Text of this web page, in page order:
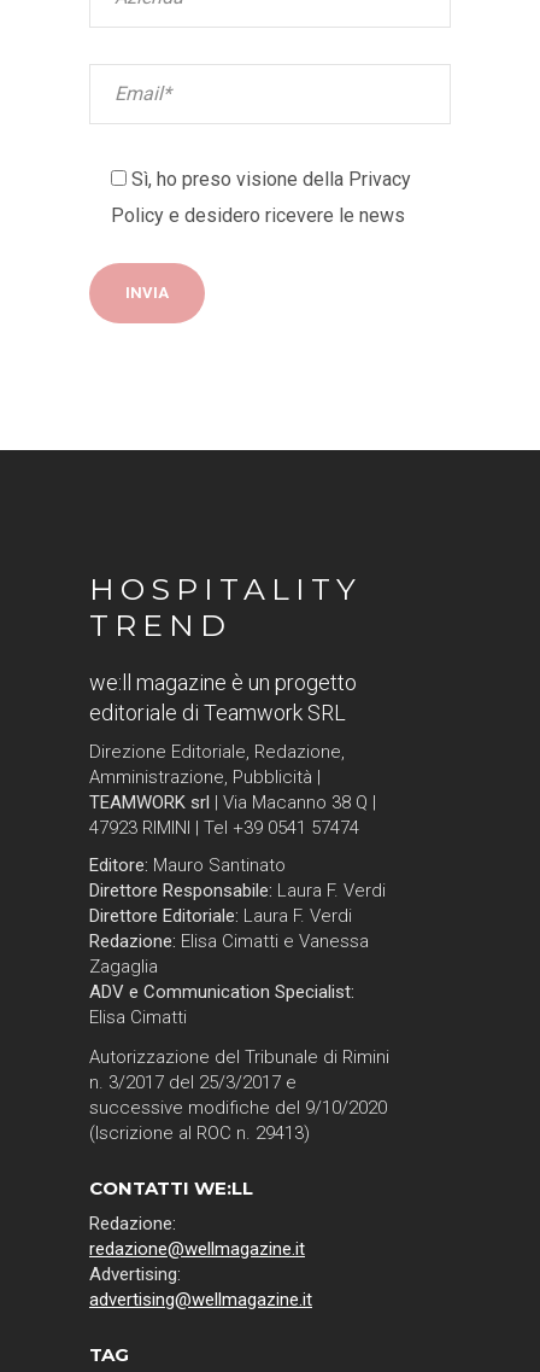
Sì, ho preso visione della Privacy
Policy e desidero ricevere le news
HOSPITALITY
TREND
we:ll magazine è un progetto
editoriale di Teamwork SRL
Direzione Editoriale, Redazione,
Amministrazione, Pubblicità |
TEAMWORK srl | Via Macanno 38 Q |
47923 RIMINI | Tel +39 0541 57474
Editore: Mauro Santinato
Direttore Responsabile: Laura F. Verdi
Direttore Editoriale: Laura F. Verdi
Redazione: Elisa Cimatti e Vanessa
Zagaglia
ADV e Communication Specialist:
Elisa Cimatti
Autorizzazione del Tribunale di Rimini
n. 3/2017 del 25/3/2017 e
successive modifiche del 9/10/2020
(Iscrizione al ROC n. 29413)
CONTATTI WE:LL
Redazione:
redazione@wellmagazine.it
Advertising:
advertising@wellmagazine.it
TAG